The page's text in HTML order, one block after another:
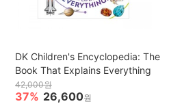
DK Children's Encyclopedia: The
Book That Explains Everything
42,000원
37% 26,600원